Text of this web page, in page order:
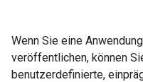
Wenn Sie eine
veröffentlichen, können
benutzerdefinierte,